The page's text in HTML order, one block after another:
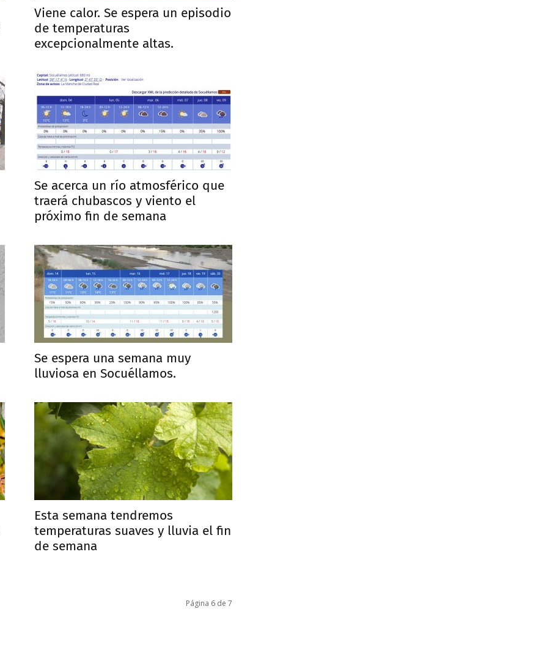
Viene calor. Se espera un episodio
de temperaturas
excepcionalmente altas.
Se acerca un río atmosférico que
traerá chubascos y viento el
próximo fin de semana
Se espera una semana muy
lluviosa en Socuéllamos.
Esta semana tendremos
temperaturas suaves y lluvia el fin
de semana
Página 6 de 7